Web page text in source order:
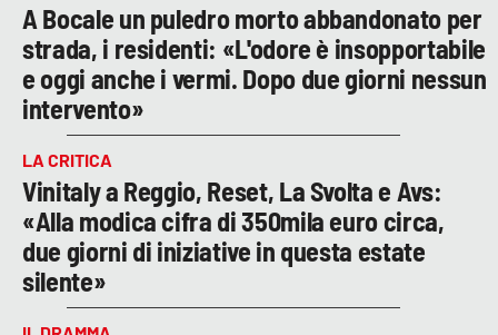
A Bocale un puledro morto abbandonato per
strada, i residenti: «L'odore è insopportabile
e oggi anche i vermi. Dopo due giorni nessun
intervento»
LA CRITICA
Vinitaly a Reggio, Reset, La Svolta e Avs:
«Alla modica cifra di 350mila euro circa,
due giorni di iniziative in questa estate
silente»